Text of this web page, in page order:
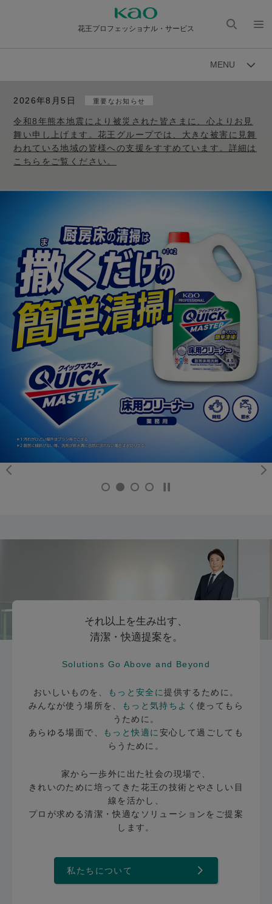
花王プロフェッショナル・サービス
く
MENU
2026年8月5日 重要なお知らせ
令和8年熊本地震により被災された皆さまに、心よりお見
舞い申し上げます。花王グループでは、大きな被害に見舞
われている地域の皆様への支援をすすめています。詳細は
こちらをご覧ください。
それ以上を生み出す、
清潔・快適提案を。
Solutions Go Above and Beyond
おいしいものを、 もっと安全に提供するために。
みんなが使う場所を、
もっと気持ちよく使ってもら
うために。
あらゆる場面で、
もっと快適に安心して過ごしても
らうために。
家から一歩外に出た社会の現場で、
きれいのために培ってきた花王の技術とやさしい目
線を活かし、
プロが求める清潔・快適なソリューションをご提案
します。
私たちについて